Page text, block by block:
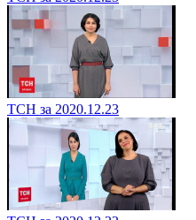
ТСН за 2020.12.23